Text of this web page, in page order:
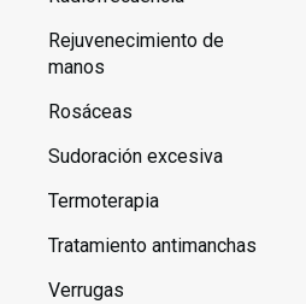
Rejuvenecimiento de
manos
Rosáceas
Sudoración excesiva
Termoterapia
Tratamiento antimanchas
Verrugas